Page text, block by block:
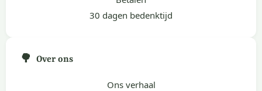
30 dagen bedenktijd
🌳 Over ons
Ons verhaal